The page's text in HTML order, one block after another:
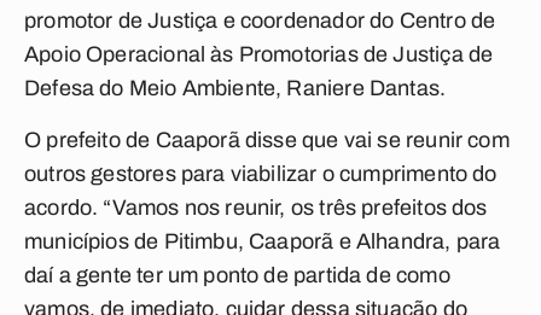
promotor de Justiça e coordenador do Centro de
Apoio Operacional às Promotorias de Justiça de
Defesa do Meio Ambiente, Raniere Dantas.
O prefeito de Caaporã disse que vai se reunir com
outros gestores para viabilizar o cumprimento do
acordo. “Vamos nos reunir, os três prefeitos dos
municípios de Pitimbu, Caaporã e Alhandra, para
daí a gente ter um ponto de partida de como
vamos, de imediato, cuidar dessa situação do